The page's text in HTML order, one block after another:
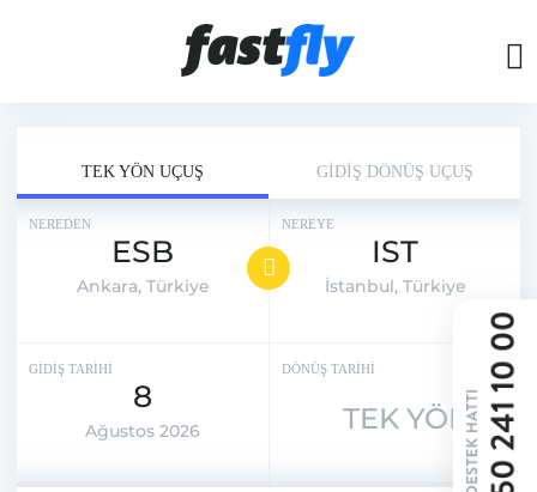
TEK YÖN UÇUŞ GİDİŞ DÖNÜŞ UÇUŞ
NEREDEN
ESB
Ankara, Türkiye
NEREYE
IST
İstanbul, Türkiye
GİDİŞ TARİHİ
8
Ağustos 2026
DÖNÜŞ TARİHİ
TEK YÖN